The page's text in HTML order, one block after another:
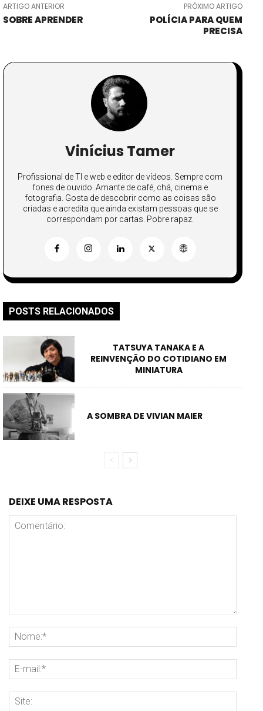
ARTIGO ANTERIOR
SOBRE APRENDER
PRÓXIMO ARTIGO
POLÍCIA PARA QUEM
PRECISA
Vinícius Tamer
Profissional de TI e web e editor de vídeos. Sempre com
fones de ouvido. Amante de café, chá, cinema e
fotografia. Gosta de descobrir como as coisas são
criadas e acredita que ainda existam pessoas que se
correspondam por cartas. Pobre rapaz.
POSTS RELACIONADOS
TATSUYA TANAKA E A
REINVENÇÃO DO COTIDIANO EM
MINIATURA
A SOMBRA DE VIVIAN MAIER
DEIXE UMA RESPOSTA